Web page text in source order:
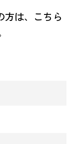
方は、こちら